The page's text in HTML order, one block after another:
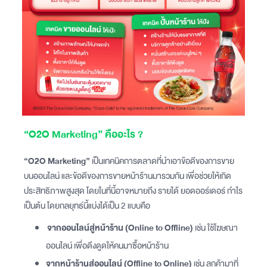
“O2O Marketing” คืออะไร ?
“O2O Marketing” เป็นเทคนิคการตลาดที่นำเอาข้อดีของการขาย
บนออนไลน์ และข้อดีของการขายหน้าร้านมารวมกัน เพื่อช่วยให้เกิด
ประสิทธิภาพสูงสุด โดยในที่นี้อาจหมายถึง รายได้ ยอดออร์เดอร์ กำไร
เป็นต้น โดยกลยุทธ์นี้แบ่งได้เป็น 2 แบบคือ
จากออนไลน์สู่หน้าร้าน (Online to Offline) เช่น ใช้โฆษณา
ออนไลน์ เพื่อดึงดูดให้คนมาซื้อหน้าร้าน
จากหน้าร้านสู่ออนไลน์ (Offline to Online) เช่น ลูกค้ามาที่